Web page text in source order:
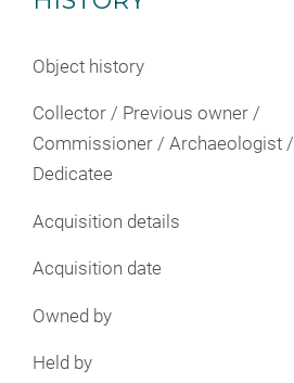
Object history
Collector / Previous owner /
Commissioner / Archaeologist /
Dedicatee
Acquisition details
Acquisition date
Owned by
Held by